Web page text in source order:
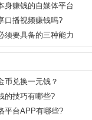
身赚钱的自媒体平台
口播视频赚钱吗?
须要具备的三种能力
币兑换一元钱？
的技巧有哪些?
平台APP有哪些?